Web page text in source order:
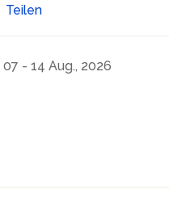
Teilen
07 - 14 Aug., 2026